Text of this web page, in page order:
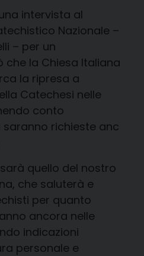
intervista al
Nazionale –
– per un
la Chiesa Italiana
la ripresa a
Catechesi nelle
conto
richieste anc
quello del nostro
che saluterà e
per quanto
ancora nelle
indicazioni
personale e